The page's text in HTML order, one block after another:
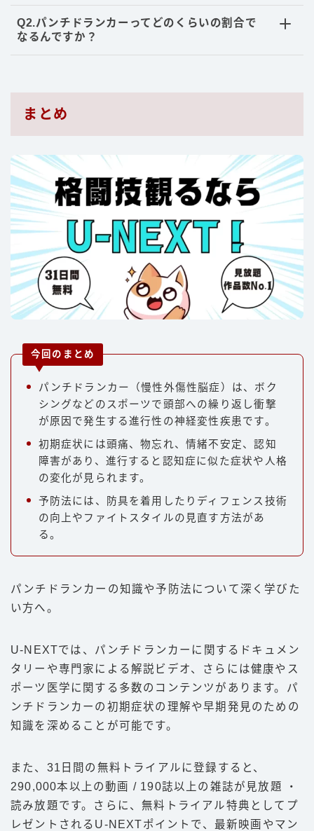
Q2.パンチドランカーってどのくらいの割合で
なるんですか？
まとめ
今回のまとめ
パンチドランカー（慢性外傷性脳症）は、ボク
シングなどのスポーツで頭部への繰り返し衝撃
が原因で発生する進行性の神経変性疾患です。
初期症状には頭痛、物忘れ、情緒不安定、認知
障害があり、進行すると認知症に似た症状や人格
の変化が見られます。
予防法には、防具を着用したりディフェンス技術
の向上やファイトスタイルの見直す方法があ
る。
パンチドランカーの知識や予防法について深く学びた
い方へ。
U-NEXTでは、パンチドランカーに関するドキュメン
タリーや専門家による解説ビデオ、さらには健康やス
ポーツ医学に関する多数のコンテンツがあります。パ
ンチドランカーの初期症状の理解や早期発見のための
知識を深めることが可能です。
また、31日間の無料トライアルに登録すると、
290,000本以上の動画 / 190誌以上の雑誌が見放題 ・
読み放題です。さらに、無料トライアル特典としてプ
レゼントされるU-NEXTポイントで、最新映画やマン